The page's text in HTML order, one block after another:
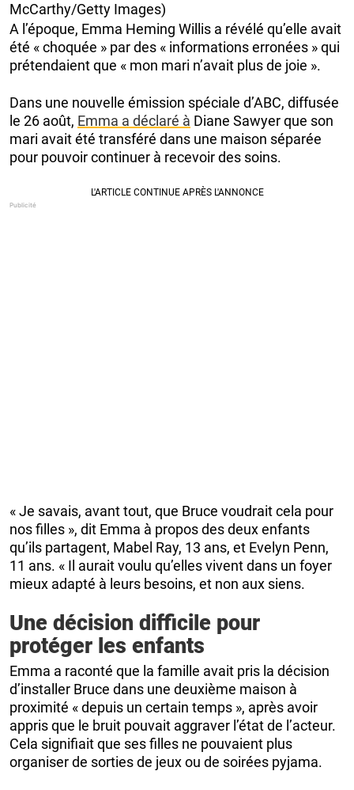
McCarthy/Getty Images)
A l’époque, Emma Heming Willis a révélé qu’elle avait
été « choquée » par des « informations erronées » qui
prétendaient que « mon mari n’avait plus de joie ».
Dans une nouvelle émission spéciale d’ABC, diffusée
le 26 août, Emma a déclaré à Diane Sawyer que son
mari avait été transféré dans une maison séparée
pour pouvoir continuer à recevoir des soins.
« Je savais, avant tout, que Bruce voudrait cela pour
nos filles », dit Emma à propos des deux enfants
qu’ils partagent, Mabel Ray, 13 ans, et Evelyn Penn,
11 ans. « Il aurait voulu qu’elles vivent dans un foyer
mieux adapté à leurs besoins, et non aux siens.
Une décision difficile pour
protéger les enfants
Emma a raconté que la famille avait pris la décision
d’installer Bruce dans une deuxième maison à
proximité « depuis un certain temps », après avoir
appris que le bruit pouvait aggraver l’état de l’acteur.
Cela signifiait que ses filles ne pouvaient plus
organiser de sorties de jeux ou de soirées pyjama.